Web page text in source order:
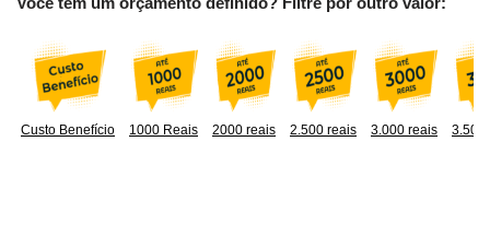
Custo Benefício 1000 Reais 2000 reais 2.500 reais 3.000 reais 3.500